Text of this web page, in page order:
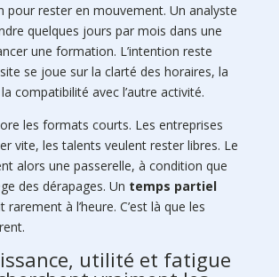
pour rester en mouvement. Un analyste
quelques jours par mois dans une
une formation. L’intention reste
se joue sur la clarté des horaires, la
compatibilité avec l’autre activité.
les formats courts. Les entreprises
vite, les talents veulent rester libres. Le
alors une passerelle, à condition que
des dérapages. Un temps partiel
à l’heure. C’est là que les
utilité et fatigue